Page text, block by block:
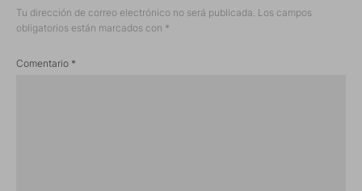
Tu dirección de correo electrónico no será publicada. Los campos
obligatorios están marcados con *
Comentario *